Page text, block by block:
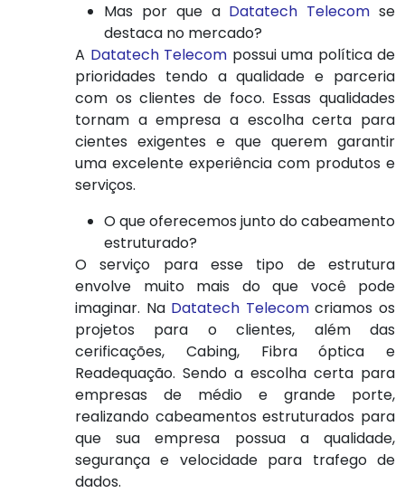
Mas por que a Datatech Telecom se
destaca no mercado?
A Datatech Telecom possui uma política de
prioridades tendo a qualidade e parceria
com os clientes de foco. Essas qualidades
tornam a empresa a escolha certa para
cientes exigentes e que querem garantir
uma excelente experiência com produtos e
serviços.
O que oferecemos junto do cabeamento
estruturado?
O serviço para esse tipo de estrutura
envolve muito mais do que você pode
imaginar. Na Datatech Telecomcriamos os
projetos para o clientes, além das
cerificações, Cabing, Fibra óptica e
Readequação. Sendo a escolha certa para
empresas de médio e grande porte,
realizando cabeamentos estruturados para
que sua empresa possua a qualidade,
segurança e velocidade para trafego de
dados.